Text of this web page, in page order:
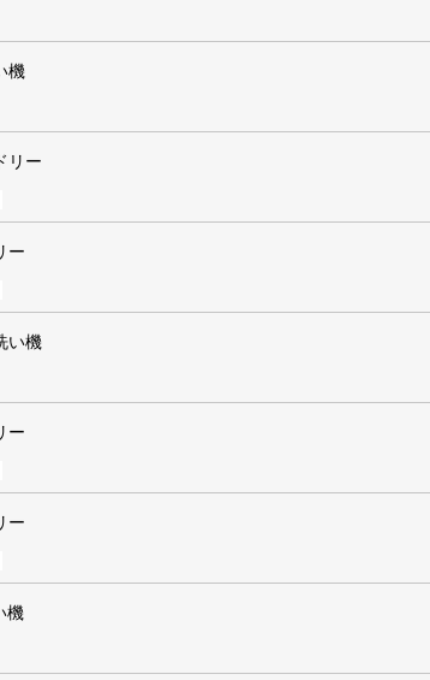
機
リー
ー
い機
ー
ー
機